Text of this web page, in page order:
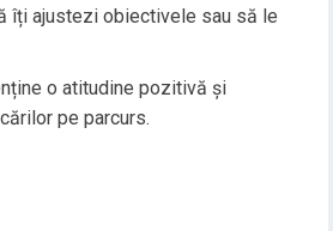
îți ajustezi obiectivele sau să le
o atitudine pozitivă și
pe parcurs.